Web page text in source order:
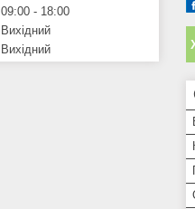
09:00
18:00
Вихідний
Вихідний